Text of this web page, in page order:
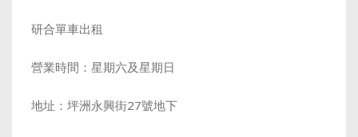
研合單車出租
營業時間：星期六及星期日
地址：坪洲永興街27號地下